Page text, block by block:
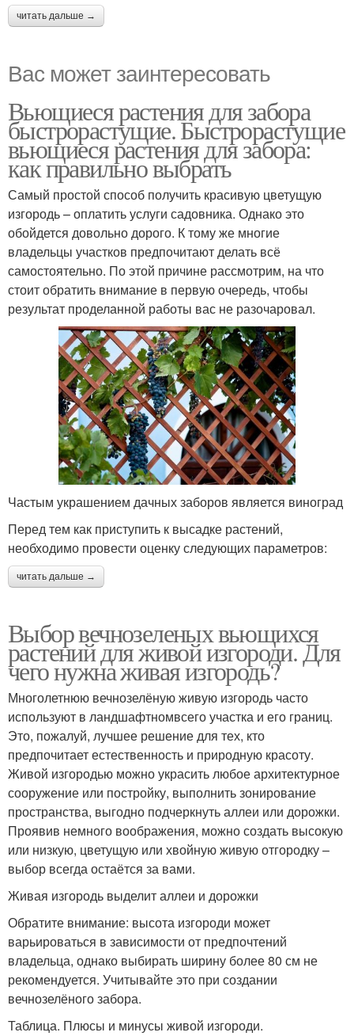
читать дальше →
Вас может заинтересовать
Вьющиеся растения для забора
быстрорастущие. Быстрорастущие
вьющиеся растения для забора:
как правильно выбрать
Самый простой способ получить красивую цветущую
изгородь – оплатить услуги садовника. Однако это
обойдется довольно дорого. К тому же многие
владельцы участков предпочитают делать всё
самостоятельно. По этой причине рассмотрим, на что
стоит обратить внимание в первую очередь, чтобы
результат проделанной работы вас не разочаровал.
Частым украшением дачных заборов является виноград
Перед тем как приступить к высадке растений,
необходимо провести оценку следующих параметров:
читать дальше →
Выбор вечнозеленых вьющихся
растений для живой изгороди. Для
чего нужна живая изгородь?
Многолетнюю вечнозелёную живую изгородь часто
используют в ландшафтномвсего участка и его границ.
Это, пожалуй, лучшее решение для тех, кто
предпочитает естественность и природную красоту.
Живой изгородью можно украсить любое архитектурное
сооружение или постройку, выполнить зонирование
пространства, выгодно подчеркнуть аллеи или дорожки.
Проявив немного воображения, можно создать высокую
или низкую, цветущую или хвойную живую отгородку –
выбор всегда остаётся за вами.
Живая изгородь выделит аллеи и дорожки
Обратите внимание: высота изгороди может
варьироваться в зависимости от предпочтений
владельца, однако выбирать ширину более 80 см не
рекомендуется. Учитывайте это при создании
вечнозелёного забора.
Таблица. Плюсы и минусы живой изгороди.